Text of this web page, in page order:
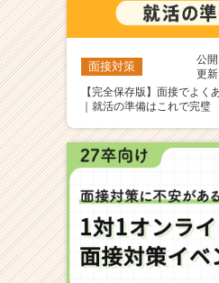
面接対策
公
更
【完全保存版】面接でよく
｜就活の準備はこれで完璧